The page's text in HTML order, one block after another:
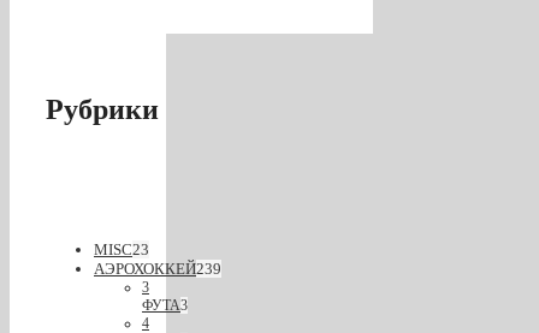
Рубрики
MISC23
АЭРОХОККЕЙ239
3
ФУТА3
4